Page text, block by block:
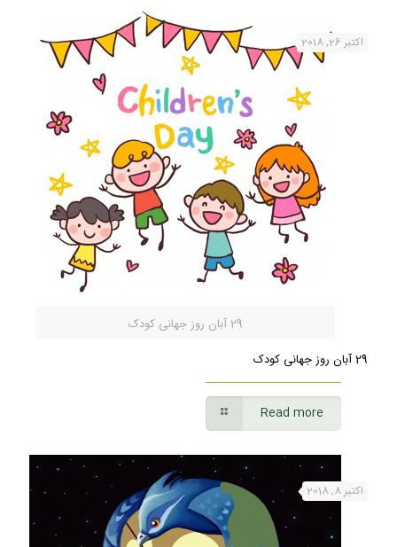
29 آبان روز جهانی کودک
اکتبر 26, 2018
29 آبان روز جهانی کودک
Read more
اکتبر 8, 2018